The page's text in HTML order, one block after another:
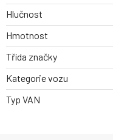
Hlučnost
Hmotnost
Třída značky
Kategorie vozu
Typ VAN